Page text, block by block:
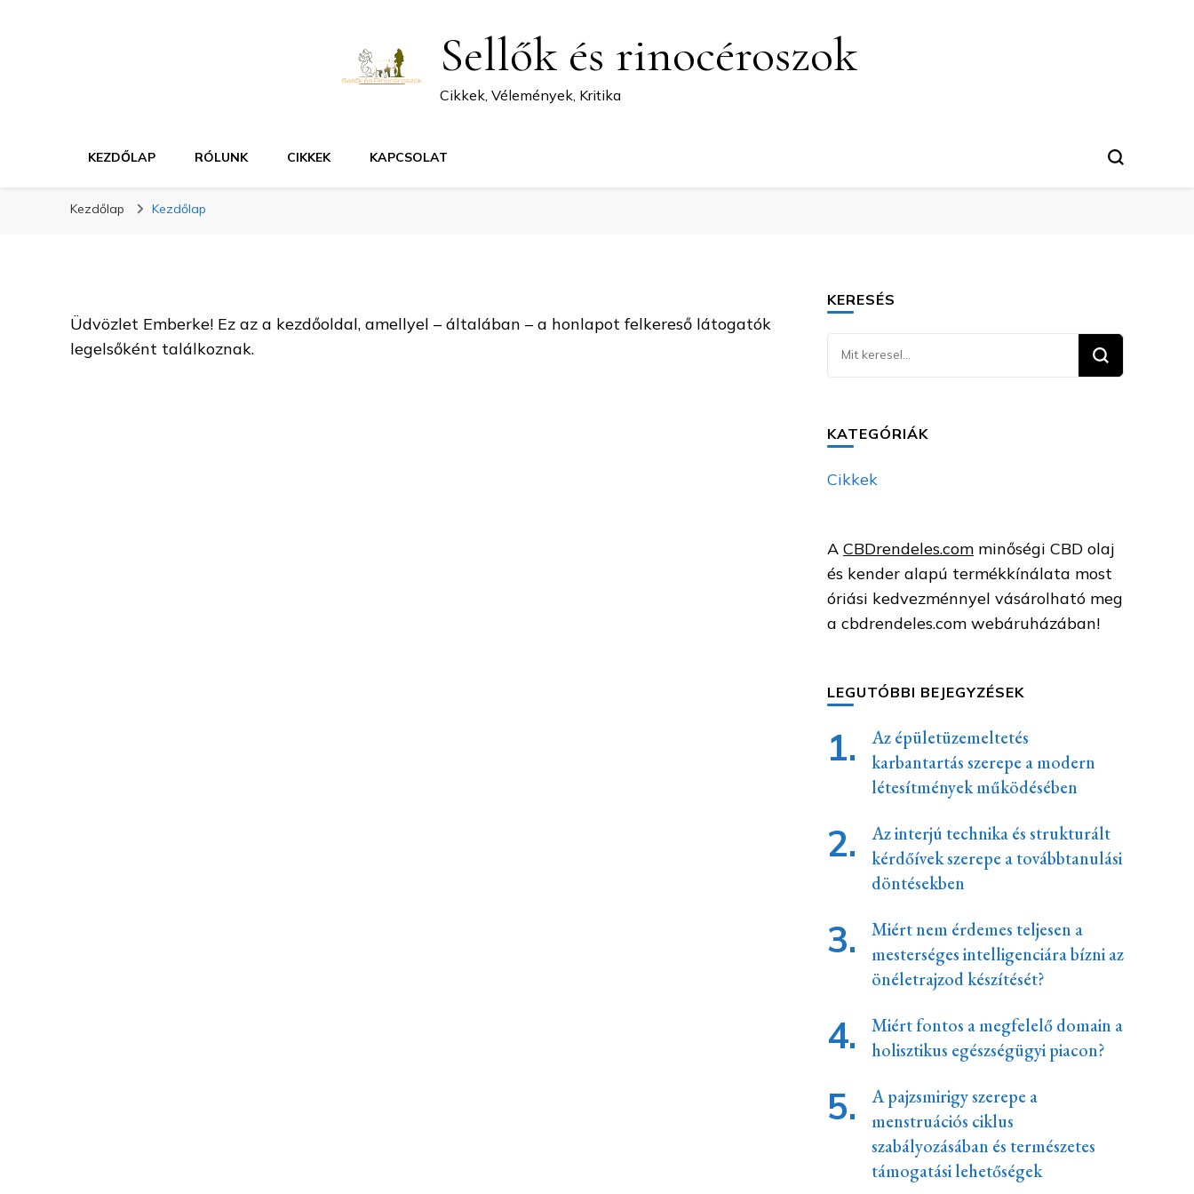
Sellők és rinocéroszok
Cikkek, Vélemények, Kritika
KEZDŐLAP RÓLUNK CIKKEK KAPCSOLAT
Kezdőlap Kezdőlap
Üdvözlet Emberke! Ez az a kezdőoldal, amellyel – általában – a honlapot felkereső látogatók
legelsőként találkoznak.
KERESÉS
Keresel
valamit?
KATEGÓRIÁK
Cikkek
A CBDrendeles.comminőségi CBD olaj
és kender alapú termékkínálata most
óriási kedvezménnyel vásárolható meg
a cbdrendeles.com webáruházában!
LEGUTÓBBI BEJEGYZÉSEK
Az épületüzemeltetés
karbantartás szerepe a modern
létesítmények működésében
Az interjú technika és strukturált
kérdőívek szerepe a továbbtanulási
döntésekben
Miért nem érdemes teljesen a
mesterséges intelligenciára bízni az
önéletrajzod készítését?
Miért fontos a megfelelő domain a
holisztikus egészségügyi piacon?
A pajzsmirigy szerepe a
menstruációs ciklus
szabályozásában és természetes
támogatási lehetőségek